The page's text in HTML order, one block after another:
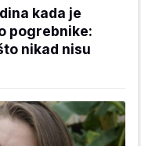
kada je
pogrebnike:
nikad nisu